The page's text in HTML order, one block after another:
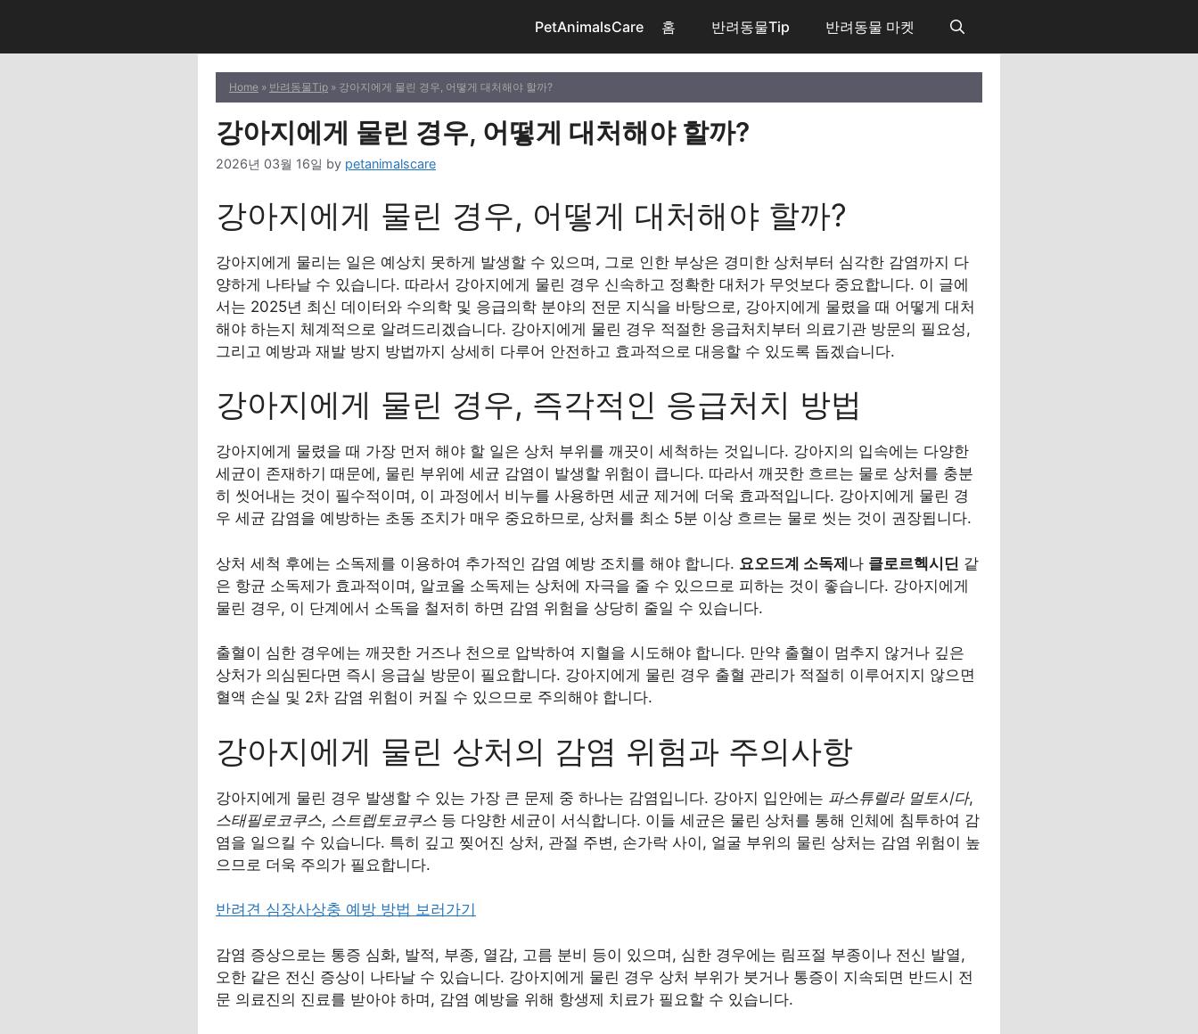
content
PetAnimalsCare 홈 반려동물Tip 반려동물 마켓
Home » 반려동물Tip » 강아지에게 물린 경우, 어떻게 대처해야 할까?
강아지에게 물린 경우, 어떻게 대처해야 할까?
2026년 03월 16일 by petanimalscare
강아지에게 물린 경우, 어떻게 대처해야 할까?
강아지에게 물리는 일은 예상치 못하게 발생할 수 있으며, 그로 인한 부상은 경미한 상처부터 심각한 감염까지 다
양하게 나타날 수 있습니다. 따라서 강아지에게 물린 경우 신속하고 정확한 대처가 무엇보다 중요합니다. 이 글에
서는 2025년 최신 데이터와 수의학 및 응급의학 분야의 전문 지식을 바탕으로, 강아지에게 물렸을 때 어떻게 대처
해야 하는지 체계적으로 알려드리겠습니다. 강아지에게 물린 경우 적절한 응급처치부터 의료기관 방문의 필요성,
그리고 예방과 재발 방지 방법까지 상세히 다루어 안전하고 효과적으로 대응할 수 있도록 돕겠습니다.
강아지에게 물린 경우, 즉각적인 응급처치 방법
강아지에게 물렸을 때 가장 먼저 해야 할 일은 상처 부위를 깨끗이 세척하는 것입니다. 강아지의 입속에는 다양한
세균이 존재하기 때문에, 물린 부위에 세균 감염이 발생할 위험이 큽니다. 따라서 깨끗한 흐르는 물로 상처를 충분
히 씻어내는 것이 필수적이며, 이 과정에서 비누를 사용하면 세균 제거에 더욱 효과적입니다. 강아지에게 물린 경
우 세균 감염을 예방하는 초동 조치가 매우 중요하므로, 상처를 최소 5분 이상 흐르는 물로 씻는 것이 권장됩니다.
상처 세척 후에는 소독제를 이용하여 추가적인 감염 예방 조치를 해야 합니다. 요오드계 소독제나 클로르헥시딘 같
은 항균 소독제가 효과적이며, 알코올 소독제는 상처에 자극을 줄 수 있으므로 피하는 것이 좋습니다. 강아지에게
물린 경우, 이 단계에서 소독을 철저히 하면 감염 위험을 상당히 줄일 수 있습니다.
출혈이 심한 경우에는 깨끗한 거즈나 천으로 압박하여 지혈을 시도해야 합니다. 만약 출혈이 멈추지 않거나 깊은
상처가 의심된다면 즉시 응급실 방문이 필요합니다. 강아지에게 물린 경우 출혈 관리가 적절히 이루어지지 않으면
혈액 손실 및 2차 감염 위험이 커질 수 있으므로 주의해야 합니다.
강아지에게 물린 상처의 감염 위험과 주의사항
강아지에게 물린 경우 발생할 수 있는 가장 큰 문제 중 하나는 감염입니다. 강아지 입안에는 파스튜렐라 멀토시다,
스태필로코쿠스, 스트렙토코쿠스 등 다양한 세균이 서식합니다. 이들 세균은 물린 상처를 통해 인체에 침투하여 감
염을 일으킬 수 있습니다. 특히 깊고 찢어진 상처, 관절 주변, 손가락 사이, 얼굴 부위의 물린 상처는 감염 위험이 높
으므로 더욱 주의가 필요합니다.
반려견 심장사상충 예방 방법 보러가기
감염 증상으로는 통증 심화, 발적, 부종, 열감, 고름 분비 등이 있으며, 심한 경우에는 림프절 부종이나 전신 발열,
오한 같은 전신 증상이 나타날 수 있습니다. 강아지에게 물린 경우 상처 부위가 붓거나 통증이 지속되면 반드시 전
문 의료진의 진료를 받아야 하며, 감염 예방을 위해 항생제 치료가 필요할 수 있습니다.